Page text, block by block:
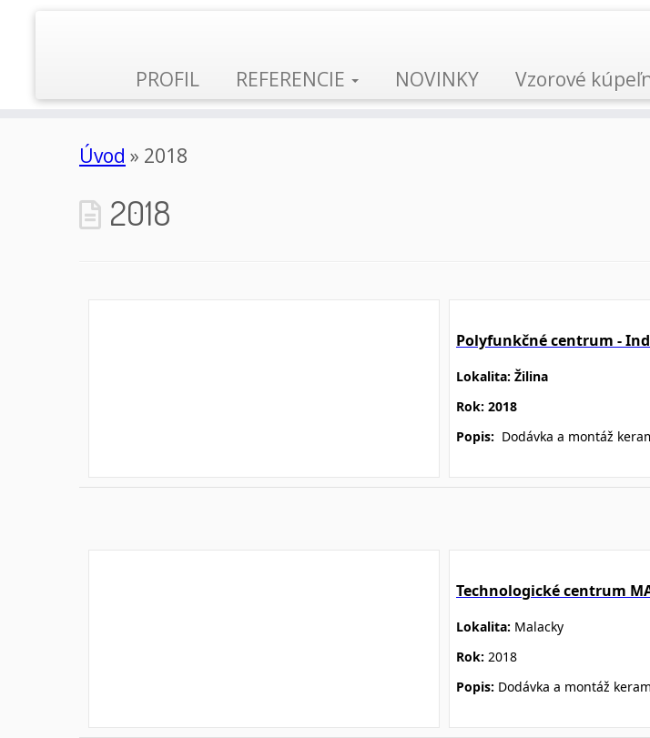
PROFIL REFERENCIE NOVINKY Vzorové
Úvod » 2018
2018
Polyfunkčné centrum -
Lokalita: Žilina
Rok: 2018
Popis: Dodávka a montáž
Technologické centrum
Lokalita: Malacky
Rok: 2018
Popis: Dodávka a montáž